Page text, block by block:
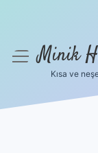
menüyüMinik
Kısa ve